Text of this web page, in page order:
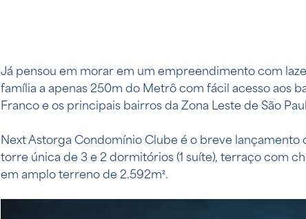
Já pensou em morar em um empreendimento com
família a apenas 250m do Metrô com fácil acesso aos
Franco e os principais bairros da Zona Leste de São
Next Astorga Condomínio Clube é o breve lançamento
torre única de 3 e 2 dormitórios (1 suíte), terraço com
em amplo terreno de 2.592m².